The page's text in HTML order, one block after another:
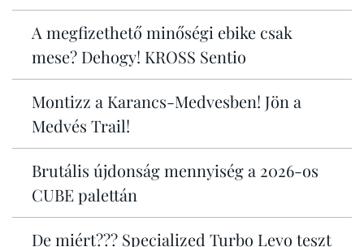
A megfizethető minőségi ebike csak
mese? Dehogy! KROSS Sentio
Montizz a Karancs-Medvesben! Jön a
Medvés Trail!
Brutális újdonság mennyiség a 2026-os
CUBE palettán
De miért??? Specialized Turbo Levo teszt